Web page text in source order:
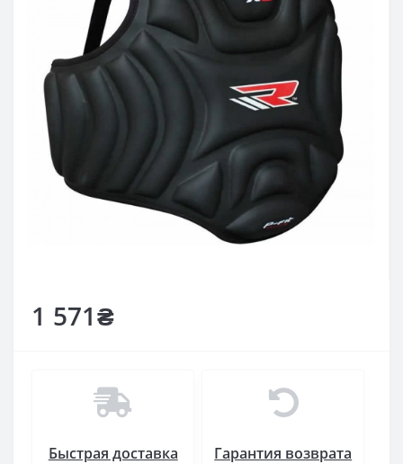
1 571₴
Быстрая доставка Гарантия возврата